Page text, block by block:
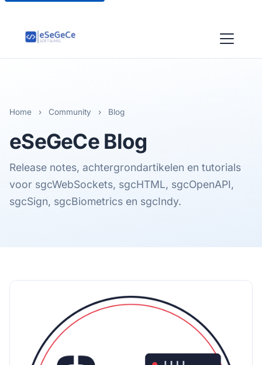
Home › Community › Blog
eSeGeCe Blog
Release notes, achtergrondartikelen en tutorials
voor sgcWebSockets, sgcHTML, sgcOpenAPI,
sgcSign, sgcBiometrics en sgcIndy.